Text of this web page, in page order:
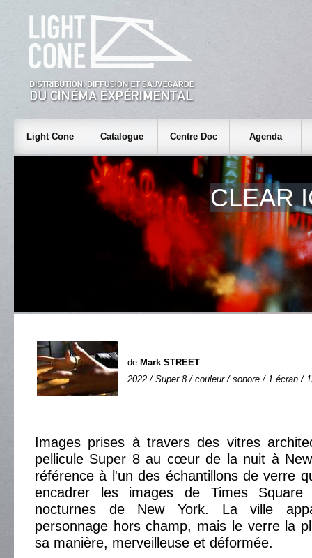
Light Cone Catalogue Centre Doc Agenda
CLEAR
de Mark STREET
2022 / Super 8 / couleur / sonore / 1 écran /
Images prises à travers des vitres
pellicule Super 8 au cœur de la nuit à
référence à l'un des échantillons de verre
encadrer les images de Times
nocturnes de New York. La ville
personnage hors champ, mais le verre la
sa manière, merveilleuse et déformée.